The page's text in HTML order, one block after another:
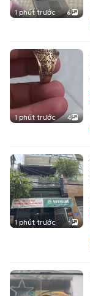
1 phút trước 6
1 phút trước 4
1 phút trước 1